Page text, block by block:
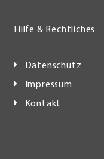
Hilfe & Rechtliches
Datenschutz
Impressum
Kontakt